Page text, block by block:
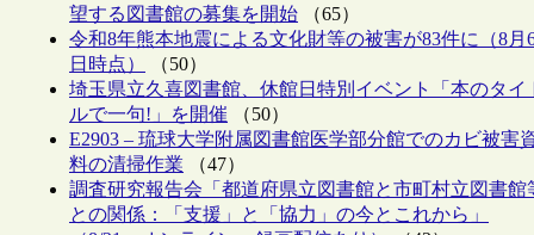
望する図書館の募集を開始 （65）
令和8年熊本地震による文化財等の被害が83件に（8月
日時点）
（50）
埼玉県立久喜図書館、休館日特別イベント「本のタイ
ルで一句!」を開催 （50）
E2903 – 琉球大学附属図書館医学部分館でのカビ被害
料の清掃作業 （47）
調査研究報告会「都道府県立図書館と市町村立図書館
との関係：「支援」と「協力」の今とこれから」